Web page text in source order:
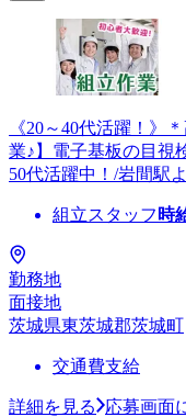
《20～40代活躍！》
業♪】電子基板の目視
50代活躍中！/岩間駅
組立スタッフ 時
勤務地
面接地
茨城県東茨城郡茨城町
交通費支給
詳細を見る
応募画面